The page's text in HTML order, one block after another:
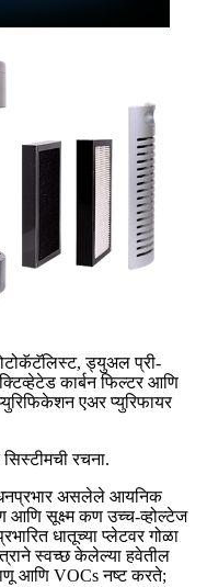
ड्युअल प्री-
कार्बन फिल्टर आणि
एअर प्युरिफायर
रचना.
धनप्रभार असलेले आयनिक
आणि सूक्ष्म कण उच्च-व्होल्टेज
धातूच्या प्लेटवर गोळा
स्वच्छ केलेल्या हवेतील
आणि VOCs नष्ट करते;